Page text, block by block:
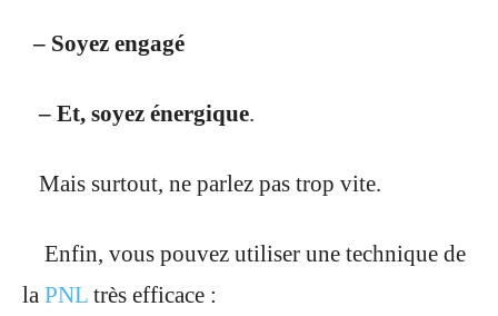
– Soyez engagé
– Et, soyez énergique.
Mais surtout, ne parlez pas trop vite.
Enfin, vous pouvez utiliser une technique de
la PNL très efficace :